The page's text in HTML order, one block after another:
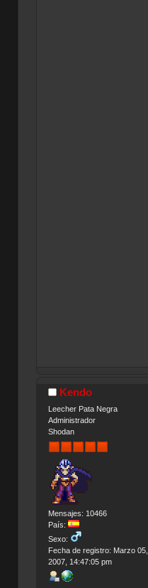
Kendo
Leecher Pata Negra
Administrador
Shodan
Mensajes: 10466
País:
Sexo:
Fecha de registro: Marzo 05,
2007, 14:47:05 pm